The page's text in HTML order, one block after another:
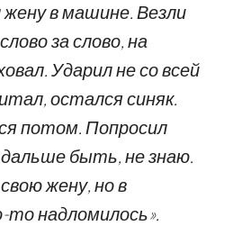
жену в машине. Везли
за слово, на
Ударил не со всей
остался синяк.
потом. Попросил
быть, не знаю.
жену, но в
надломилось».